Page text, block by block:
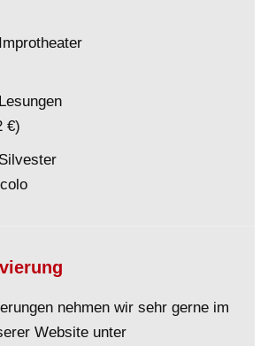
€)
nehmen wir sehr gerne im
Website unter